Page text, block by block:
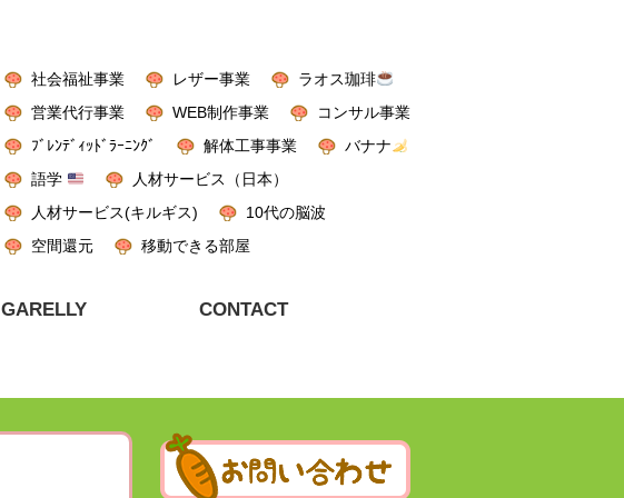
社会福祉事業 レザー事業
ラオス珈琲
営業代行事業
WEB制作事業
コンサル事業
ﾌﾞﾚﾝﾃﾞｨｯﾄﾞﾗｰﾆﾝｸﾞ
解体工事事業
バナナ
語学
人材サービス（日本）
人材サービス(キルギス)
10代の脳波
空間還元
移動できる部屋
GARELLY CONTACT